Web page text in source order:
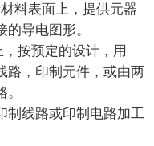
料表面上，提供元器
导电图形。
按预定的设计，用
路，印制元件，或由两
制线路或印制电路加工